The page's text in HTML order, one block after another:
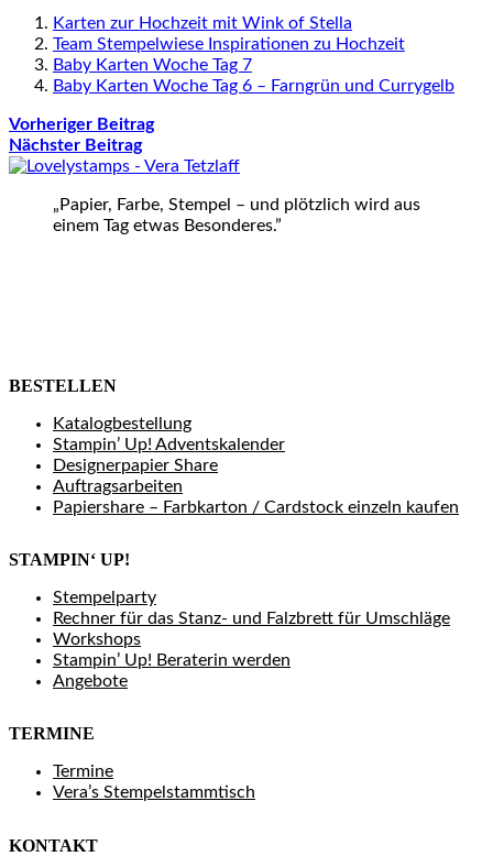
Karten zur Hochzeit mit Wink of Stella
Team Stempelwiese Inspirationen zu Hochzeit
Baby Karten Woche Tag 7
Baby Karten Woche Tag 6 – Farngrün und Currygelb
Vorheriger Beitrag
Nächster Beitrag
„Papier, Farbe, Stempel – und plötzlich wird aus
einem Tag etwas Besonderes.”
BESTELLEN
Katalogbestellung
Stampin’ Up! Adventskalender
Designerpapier Share
Auftragsarbeiten
Papiershare – Farbkarton / Cardstock einzeln kaufen
STAMPIN‘ UP!
Stempelparty
Rechner für das Stanz- und Falzbrett für Umschläge
Workshops
Stampin’ Up! Beraterin werden
Angebote
TERMINE
Termine
Vera’s Stempelstammtisch
KONTAKT